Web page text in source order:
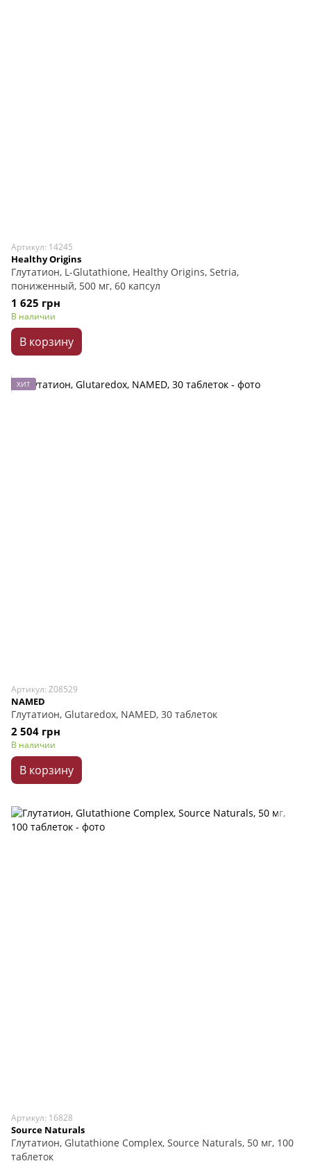
Артикул: 14245
Healthy Origins
Глутатион, L-Glutathione, Healthy Origins, Setria,
пониженный, 500 мг, 60 капсул
1 625 грн
В наличии
В корзину
ХИТ
Артикул: Z08529
NAMED
Глутатион, Glutaredox, NAMED, 30 таблеток
2 504 грн
В наличии
В корзину
Артикул: 16828
Source Naturals
Глутатион, Glutathione Complex, Source Naturals, 50 мг, 100
таблеток